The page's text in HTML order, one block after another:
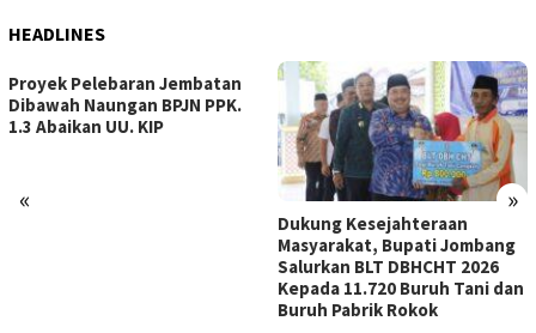
HEADLINES
« »
Proyek Pelebaran Jembatan
Dibawah Naungan BPJN PPK.
1.3 Abaikan UU. KIP
Dukung Kesejahteraan
Masyarakat, Bupati Jombang
Salurkan BLT DBHCHT 2026
Kepada 11.720 Buruh Tani dan
Buruh Pabrik Rokok